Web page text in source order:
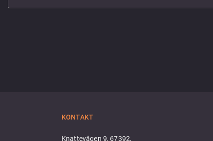
KONTAKT
Knattevägen 9, 67392,